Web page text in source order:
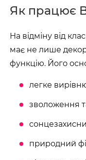
Як працює
На відміну від
має не лише
функцію. Його
легке
зволоження
природний